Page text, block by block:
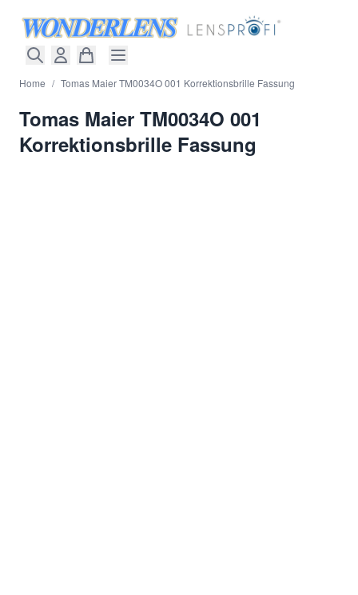
Home / Tomas Maier TM0034O 001 Korrektionsbrille Fassung
Tomas Maier TM0034O 001
Korrektionsbrille Fassung